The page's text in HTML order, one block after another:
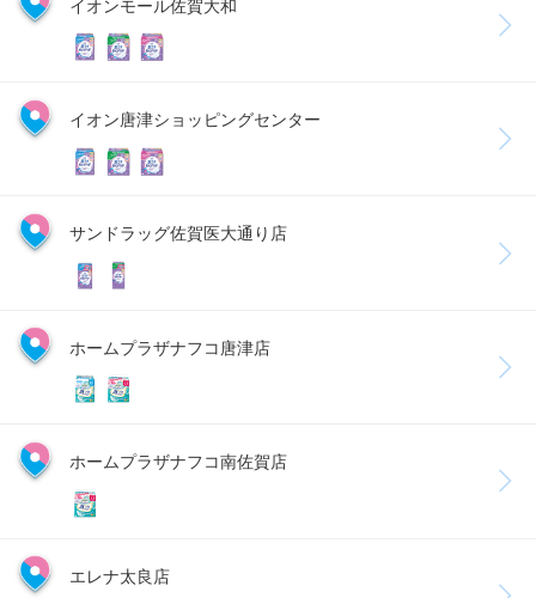
イオンモール佐賀大和
イオン唐津ショッピングセンター
サンドラッグ佐賀医大通り店
ホームプラザナフコ唐津店
ホームプラザナフコ南佐賀店
エレナ太良店